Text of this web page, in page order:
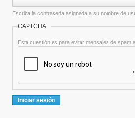
Escriba la contraseña asignada a su nombre de
CAPTCHA
Esta cuestión es para evitar mensajes de spam